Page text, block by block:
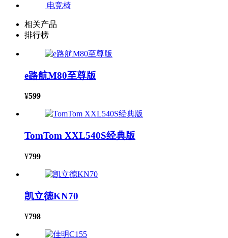
电竞椅
相关产品
排行榜
e路航M80至尊版
¥599
TomTom XXL540S经典版
¥799
凯立德KN70
¥798